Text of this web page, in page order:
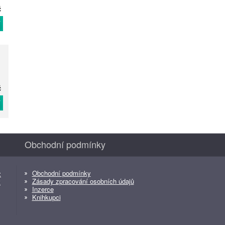
Obchodní podmínky
Obchodní podmínky
Zásady zpracování osobních údajů
Inzerce
Knihkupci